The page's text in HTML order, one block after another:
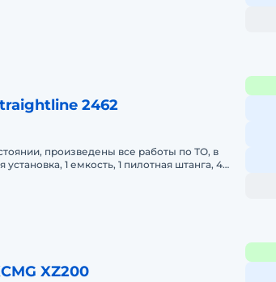
2462
произведены все работы по ТО, в
1 емкость, 1 пилотная штанга, 4
XZ200